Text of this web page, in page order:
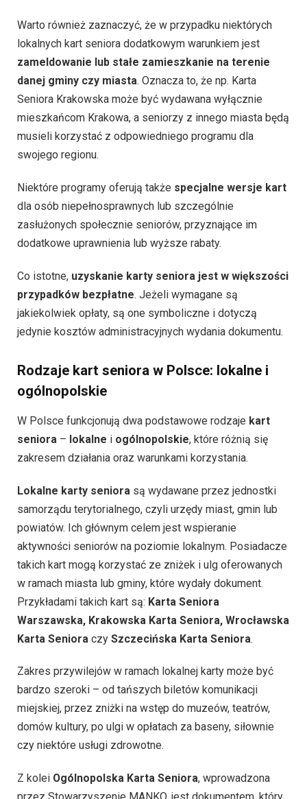
Warto również zaznaczyć, że w przypadku niektórych
lokalnych kart seniora dodatkowym warunkiem jest
zameldowanie lub stałe zamieszkanie na terenie
danej gminy czy miasta. Oznacza to, że np. Karta
Seniora Krakowska może być wydawana wyłącznie
mieszkańcom Krakowa, a seniorzy z innego miasta będą
musieli korzystać z odpowiedniego programu dla
swojego regionu.
Niektóre programy oferują także specjalne wersje kart
dla osób niepełnosprawnych lub szczególnie
zasłużonych społecznie seniorów, przyznające im
dodatkowe uprawnienia lub wyższe rabaty.
Co istotne, uzyskanie karty seniora jest w większości
przypadków bezpłatne. Jeżeli wymagane są
jakiekolwiek opłaty, są one symboliczne i dotyczą
jedynie kosztów administracyjnych wydania dokumentu.
Rodzaje kart seniora w Polsce: lokalne i
ogólnopolskie
W Polsce funkcjonują dwa podstawowe rodzaje kart
seniora – lokalne i ogólnopolskie, które różnią się
zakresem działania oraz warunkami korzystania.
Lokalne karty seniora są wydawane przez jednostki
samorządu terytorialnego, czyli urzędy miast, gmin lub
powiatów. Ich głównym celem jest wspieranie
aktywności seniorów na poziomie lokalnym. Posiadacze
takich kart mogą korzystać ze zniżek i ulg oferowanych
w ramach miasta lub gminy, które wydały dokument.
Przykładami takich kart są: Karta Seniora
Warszawska, Krakowska Karta Seniora, Wrocławska
Karta Seniora czy Szczecińska Karta Seniora.
Zakres przywilejów w ramach lokalnej karty może być
bardzo szeroki – od tańszych biletów komunikacji
miejskiej, przez zniżki na wstęp do muzeów, teatrów,
domów kultury, po ulgi w opłatach za baseny, siłownie
czy niektóre usługi zdrowotne.
Z kolei Ogólnopolska Karta Seniora, wprowadzona